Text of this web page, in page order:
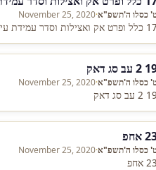
כסלו ה'תשפ"א·
November 25, 2020
17 כלל ופרט אק ואצילות וסדר עמידת עיגולים ויושר
עב סג דאק
כסלו ה'תשפ"א·
November 25, 2020
19 2 עב סג דאק
אחפ
כסלו ה'תשפ"א·
November 25, 2020
23 אחפ